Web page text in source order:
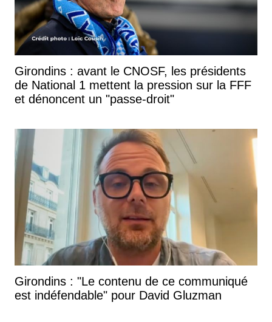
Girondins : avant le CNOSF, les présidents
de National 1 mettent la pression sur la FFF
et dénoncent un "passe-droit"
Girondins : "Le contenu de ce communiqué
est indéfendable" pour David Gluzman